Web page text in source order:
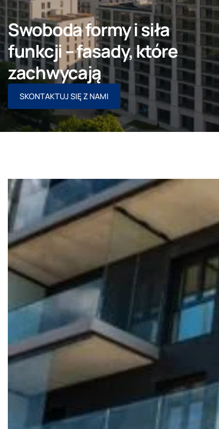
Klient indywidualny
O nas
SKONTAKTUJ SIĘ Z NAMI
Swoboda formy i siła
funkcji – fasady, które
zachwycają
SKONTAKTUJ SIĘ Z NAMI